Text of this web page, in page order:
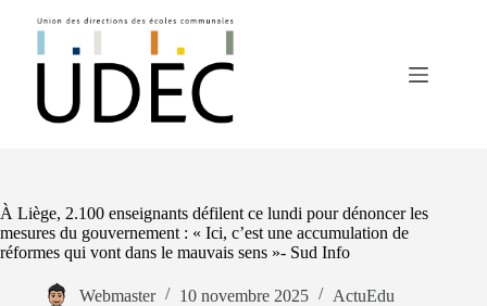
À Liège, 2.100 enseignants défilent ce lundi pour dénoncer les
mesures du gouvernement : « Ici, c’est une accumulation de
réformes qui vont dans le mauvais sens »- Sud Info
Webmaster 10 novembre 2025 ActuEdu